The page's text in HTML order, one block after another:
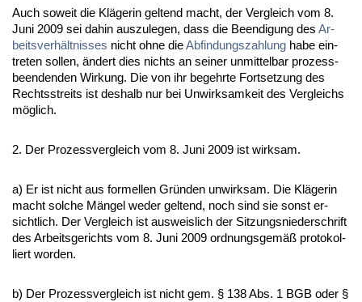
Auch so­weit die Kläge­rin gel­tend macht, der Ver­gleich vom 8.
Ju­ni 2009 sei da­hin aus­zu­le­gen, dass die Be­en­di­gung des Ar­
beits­verhält­nis­ses nicht oh­ne dieAb­fin­dungs­zah­lung ha­be ein­
tre­ten sol­len, ändert dies nichts an sei­ner un­mit­tel­bar pro­zess­
be­en­den­den Wir­kung. Die von ihr be­gehr­te Fort­set­zung des
Rechts­streits ist des­halb nur bei Un­wirk­sam­keit des Ver­gleichs
möglich.
2. Der Pro­zess­ver­gleich vom 8. Ju­ni 2009 ist wirk­sam.
a) Er ist nicht aus for­mel­len Gründen un­wirk­sam. Die Kläge­rin
macht sol­che Mängel we­der gel­tend, noch sind sie sonst er­
sicht­lich. Der Ver­gleich ist aus­weis­lich der Sit­zungs­nie­der­schrift
des Ar­beits­ge­richts vom 8. Ju­ni 2009 ord­nungs­gemäß pro­to­kol­
liert wor­den.
b) Der Pro­zess­ver­gleich ist nicht gem. § 138 Abs. 1 BGB oder §